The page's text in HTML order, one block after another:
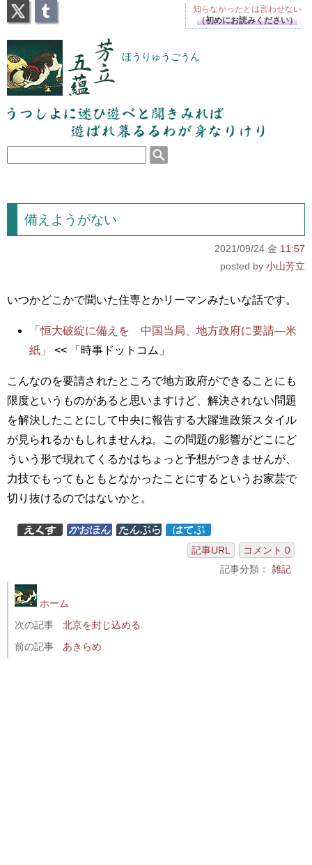
芳立五蘊 ほうりゅうごうん
うつしよに迷ひ遊べと聞きみれば遊ばれ暮るるわが
身なりけり
備えようがない
2021/09/24 金 11:57
小山芳立
いつかどこかで聞いた住専とかリーマンみたいな話です。
「恒大破綻に備えを 中国当局、地方政府に要請―米
紙」
<< 「時事ドットコム」
こんなのを要請されたところで地方政府ができることにも
限度というものがあると思いますけど、解決されない問題
を解決したことにして中央に報告する大躍進政策スタイル
が見られるかもしれませんね。この問題の影響がどこにど
ういう形で現れてくるかはちょっと予想がつきませんが、
力技でもってもともとなかったことにするというお家芸で
切り抜けるのではないかと。
記事URL
コメント 0
記事分類： 雑記
ホーム
次の記事
北京を封じ込める
前の記事
あきらめ
知らなかったとは言わせない
（初めにお読みください）
X Tumblr